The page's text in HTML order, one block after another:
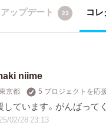
アップデート 23 コ
niime
京都 5 プロジェクトを応
しています。がんばって
02/28 23:13